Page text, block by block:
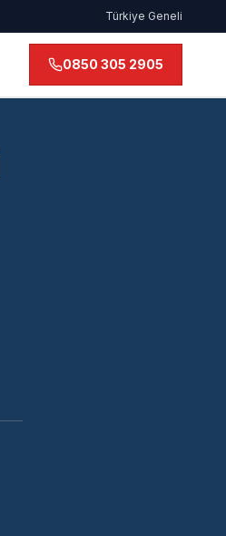
Türkiye Geneli
0850 305 2905